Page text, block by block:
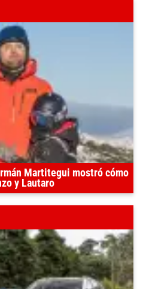
Martitegui mostró cómo
y Lautaro